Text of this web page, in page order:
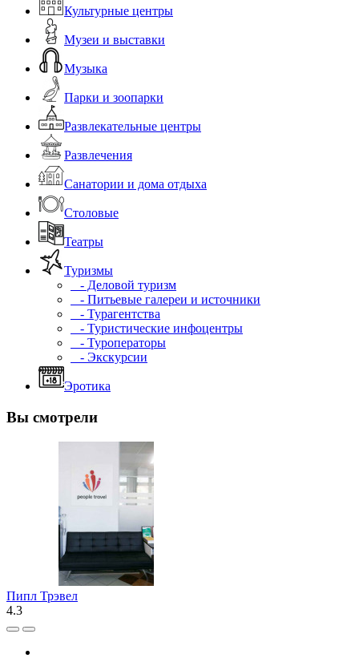
Культурные центры
Музеи и выставки
Музыка
Парки и зоопарки
Развлекательные центры
Развлечения
Санатории и дома отдыха
Столовые
Театры
Туризмы
- Деловой туризм
- Питьевые галереи и источники
- Турагентства
- Туристические инфоцентры
- Туроператоры
- Экскурсии
Эротика
Вы смотрели
Пипл Трэвел
4.3